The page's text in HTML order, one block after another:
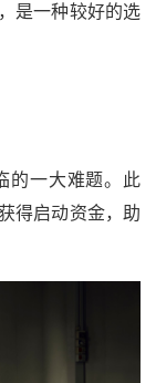
是一种较好的选
的一大难题。此
得启动资金，助